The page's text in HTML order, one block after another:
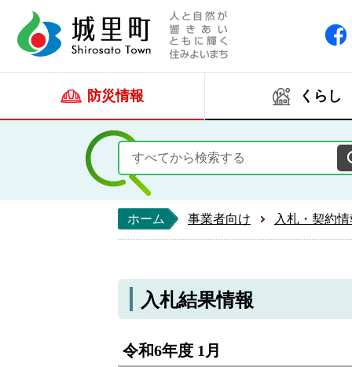
防災情報 くらし
ホーム 事業者向け 入札・契約
入札結果情報
令和6年度 1月